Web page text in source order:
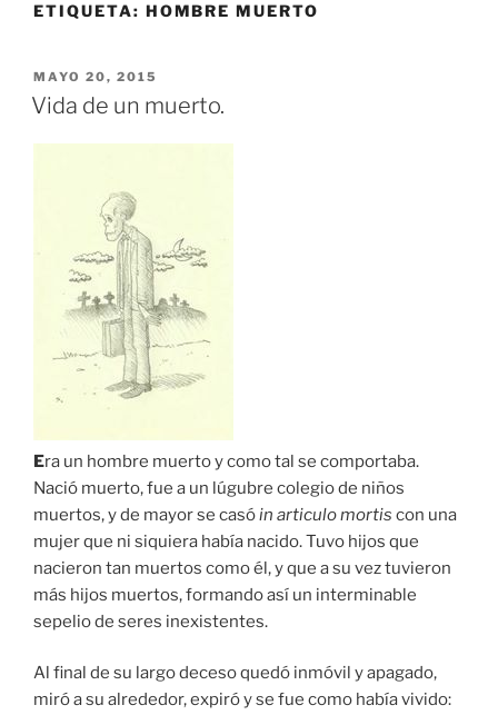
ETIQUETA: HOMBRE MUERTO
PUBLICADO
EL
MAYO 20, 2015
Vida de un muerto.
Era un hombre muerto y como tal se comportaba.
Nació muerto, fue a un lúgubre colegio de niños
muertos, y de mayor se casóin articulo mortis con una
mujer que ni siquiera había nacido. Tuvo hijos que
nacieron tan muertos como él, y que a su vez tuvieron
más hijos muertos, formando así un interminable
sepelio de seres inexistentes.
Al final de su largo deceso quedó inmóvil y apagado,
miró a su alrededor, expiró y se fue como había vivido: